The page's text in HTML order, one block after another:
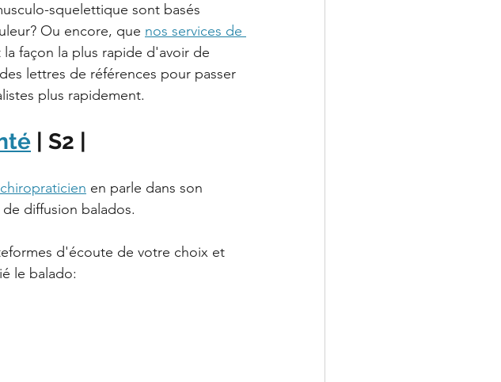
squelettique sont basés
Ou encore, que nos services de
la façon la plus rapide d'avoir de
lettres de références pour passer
plus rapidement.
| S2 |
en parle dans son
diffusion balados.
d'écoute de votre choix et
le balado: